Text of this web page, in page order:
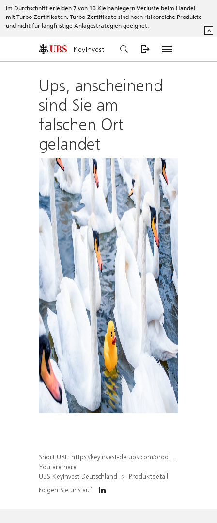
Im Durchschnitt erleiden 7 von 10 Kleinanlegern Verluste beim Handel
mit Turbo-Zertifikaten. Turbo-Zertifikate sind hoch risikoreiche Produkte
und nicht für langfristige Anlagestrategien geeignet.
^
KeyInvest
Ups, anscheinend
sind Sie am
falschen Ort
gelandet
Short URL: https://keyinvest-de.ubs.com/produkt/detail/index/isin/DE000WA7ZBY1
You are here:
UBS KeyInvest Deutschland
Produktdetail
Folgen Sie uns auf